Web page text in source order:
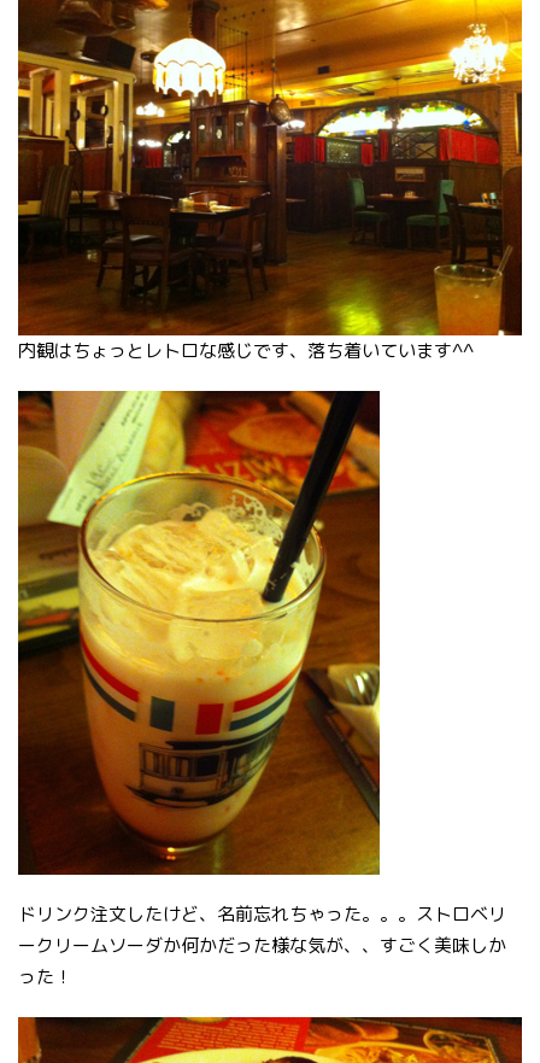
内観はちょっとレトロな感じです、落ち着いています^^
ドリンク注文したけど、名前忘れちゃった。。。ストロベリ
ークリームソーダか何かだった様な気が、、すごく美味しか
った！